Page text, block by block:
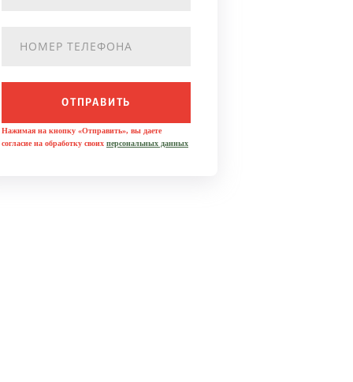
ОТПРАВИТЬ
Нажимая на кнопку «Отправить», вы даете
согласие на обработку своих персональных данных